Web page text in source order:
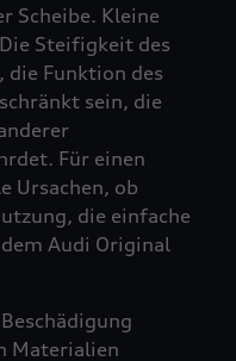
Scheibe. Kleine
Steifigkeit des
Funktion des
sein, die
Für einen
Ursachen, ob
die einfache
Audi Original
Materialien